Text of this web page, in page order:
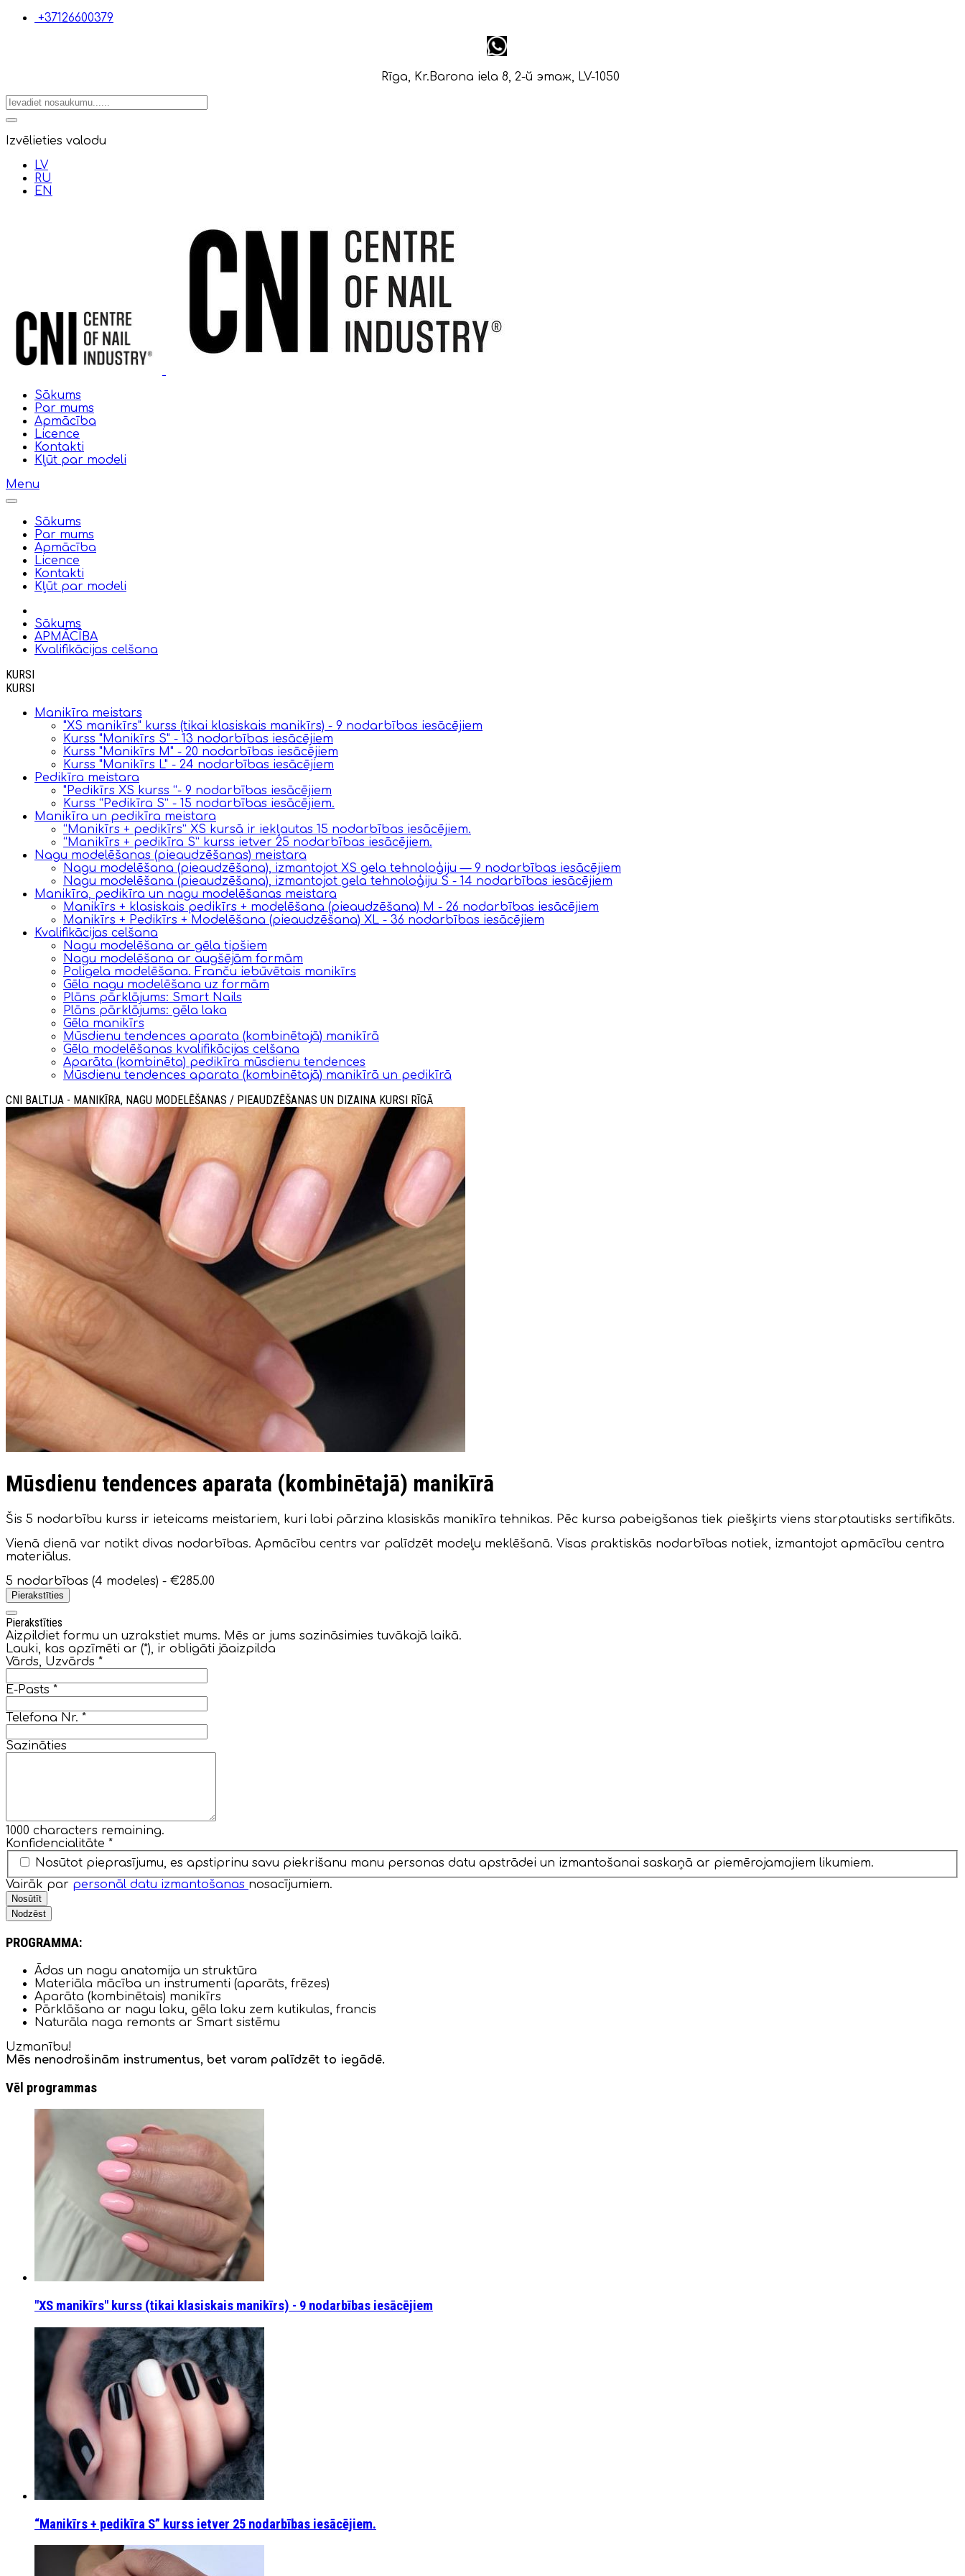
+37126600379
Rīga, Kr.Barona iela 8, 2-й этаж, LV-1050
Izvēlieties valodu
LV
RU
EN
Sākums
Par mums
Apmācība
Licence
Kontakti
Kļūt par modeli
Menu
Sākums
Par mums
Apmācība
Licence
Kontakti
Kļūt par modeli
Sākums
APMĀCĪBA
Kvalifikācijas celšana
KURSI
KURSI
Manikīra meistars
"XS manikīrs" kurss (tikai klasiskais manikīrs) - 9 nodarbības iesācējiem
Kurss "Manikīrs S" - 13 nodarbības iesācējiem
Kurss "Manikīrs M" - 20 nodarbības iesācējiem
Kurss "Manikīrs L" - 24 nodarbības iesācējiem
Pedikīra meistara
"Pedikīrs XS kurss “- 9 nodarbības iesācējiem
Kurss “Pedikīra S” - 15 nodarbības iesācējiem.
Manikīra un pedikīra meistara
“Manikīrs + pedikīrs” XS kursā ir iekļautas 15 nodarbības iesācējiem.
“Manikīrs + pedikīra S” kurss ietver 25 nodarbības iesācējiem.
Nagu modelēšanas (pieaudzēšanas) meistara
Nagu modelēšana (pieaudzēšana), izmantojot XS gela tehnoloģiju — 9 nodarbības iesācējiem
Nagu modelēšana (pieaudzēšana), izmantojot gela tehnoloģiju S - 14 nodarbības iesācējiem
Manikīra, pedikīra un nagu modelēšanas meistara
Manikīrs + klasiskais pedikīrs + modelēšana (pieaudzēšana) M - 26 nodarbības iesācējiem
Manikīrs + Pedikīrs + Modelēšana (pieaudzēšana) XL - 36 nodarbības iesācējiem
Kvalifikācijas celšana
Nagu modelēšana ar gēla tipšiem
Nagu modelēšana ar augšējām formām
Poligela modelēšana. Franču iebūvētais manikīrs
Gēla nagu modelēšana uz formām
Plāns pārklājums: Smart Nails
Plāns pārklājums: gēla laka
Gēla manikīrs
Mūsdienu tendences aparata (kombinētajā) manikīrā
Gēla modelēšanas kvalifikācijas celšana
Aparāta (kombinēta) pedikīra mūsdienu tendences
Mūsdienu tendences aparata (kombinētajā) manikīrā un pedikīrā
CNI BALTIJA - MANIKĪRA, NAGU MODELĒŠANAS / PIEAUDZĒŠANAS UN DIZAINA KURSI RĪGĀ
Mūsdienu tendences aparata (kombinētajā) manikīrā
Šis 5 nodarbību kurss ir ieteicams meistariem, kuri labi pārzina klasiskās manikīra tehnikas. Pēc kursa pabeigšanas tiek piešķirts viens starptautisks sertifikāts.
Vienā dienā var notikt divas nodarbības. Apmācību centrs var palīdzēt modeļu meklēšanā. Visas praktiskās nodarbības notiek, izmantojot apmācību centra
materiālus.
5 nodarbības (4 modeles) - €285.00
Pierakstīties
Pierakstīties
Aizpildiet formu un uzrakstiet mums. Mēs ar jums sazināsimies tuvākajā laikā.
Lauki, kas apzīmēti ar (*), ir obligāti jāaizpilda
Vārds, Uzvārds *
E-Pasts *
Telefona Nr. *
Sazināties
1000 characters remaining.
Konfidencialitāte *
Nosūtot pieprasījumu, es apstiprinu savu piekrišanu manu personas datu apstrādei un izmantošanai saskaņā ar piemērojamajiem likumiem.
Vairāk par personāl datu izmantošanas nosacījumiem.
Nosūtīt
Nodzēst
PROGRAMMA:
Ādas un nagu anatomija un struktūra
Materiāla mācība un instrumenti (aparāts, frēzes)
Aparāta (kombinētais) manikīrs
Pārklāšana ar nagu laku, gēla laku zem kutikulas, francis
Naturāla naga remonts ar Smart sistēmu
Uzmanību!
Mēs nenodrošinām instrumentus, bet varam palīdzēt to iegādē.
Vēl programmas
"XS manikīrs" kurss (tikai klasiskais manikīrs) - 9 nodarbības iesācējiem
“Manikīrs + pedikīra S” kurss ietver 25 nodarbības iesācējiem.